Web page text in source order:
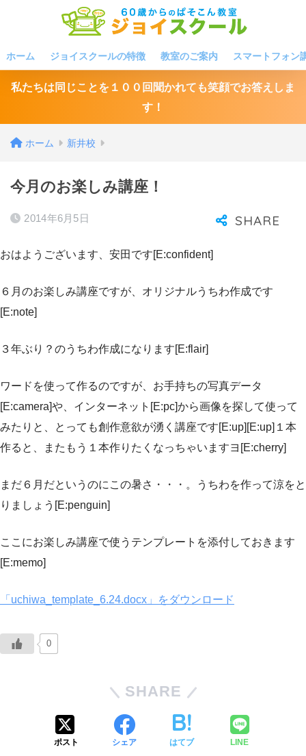
ホーム ジョイスクールの特徴 教室のご案内 スマートフォン
私たちは同じことを１００回聞かれても笑顔でお答えしま
す！
ホーム 新井校
今月のお楽しみ講座！
2014年6月5日
おはようございます、安田です[E:confident]
６月のお楽しみ講座ですが、オリジナルうちわ作成です
[E:note]
３年ぶり？のうちわ作成になります[E:flair]
ワードを使って作るのですが、お手持ちの写真データ
[E:camera]や、インターネット[E:pc]から画像を探して使って
みたりと、とっても創作意欲が湧く講座です[E:up][E:up]１本
作ると、またもう１本作りたくなっちゃいますヨ[E:cherry]
まだ６月だというのにこの暑さ・・・。うちわを作って涼をと
りましょう[E:penguin]
ここにお楽しみ講座で使うテンプレートを添付しておきます
[E:memo]
「uchiwa_template_6.24.docx」をダウンロード
0
SHARE
ポスト シェア はてブ LINE